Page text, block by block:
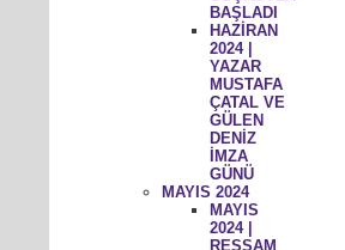
BAŞLADI
HAZİRAN
2024 |
YAZAR
MUSTAFA
ÇATAL VE
GÜLEN
DENİZ
İMZA
GÜNÜ
MAYIS 2024
MAYIS
2024 |
RESSAM